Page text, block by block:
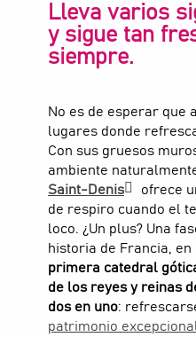
Lleva varios
y sigue tan
siempre.
No es de esperar que
lugares donde
Con sus gruesos
ambiente
Saint-Denis
ofrece
de respiro cuando el
loco. ¿Un plus? Una
historia de Francia, en
primera catedral
de los reyes y reinas
dos en uno:
patrimonio excepcional